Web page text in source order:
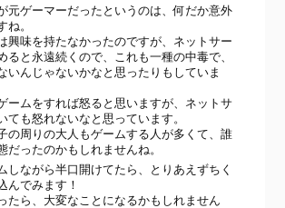
元ゲーマーだったというのは、何だか意外
ね。
興味を持たなかったのですが、ネットサー
ると永遠続くので、これも一種の中毒で、
いんじゃないかなと思ったりもしていま
ームをすれば怒ると思いますが、ネットサ
ても怒れないなと思っています。
の周りの大人もゲームする人が多くて、誰
だったのかもしれませんね。
しながら半口開けてたら、とりあえずちく
んでみます！
たら、大変なことになるかもしれません